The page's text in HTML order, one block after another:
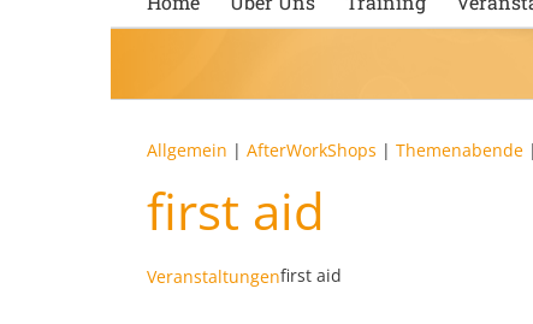
Allgemein | AfterWorkShops | Themenabende |
first aid
Veranstaltungenfirst aid